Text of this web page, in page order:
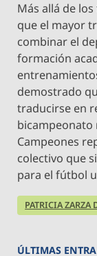
Más allá de
que el mayor
combinar el
formación
demostrado
traducirse en
bicampeonato
Campeones
colectivo que
para el fútbol
PATRICIA ZARZA
ÚLTIMAS